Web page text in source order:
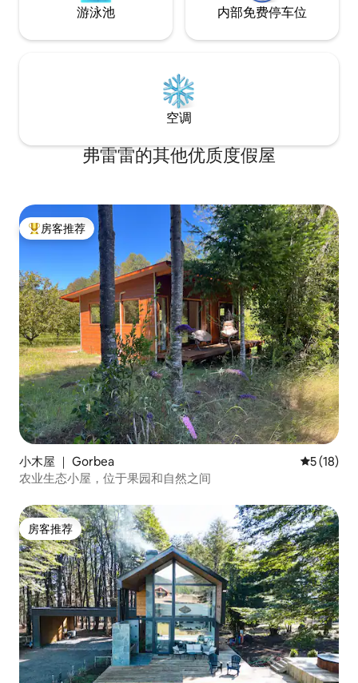
游泳池 内部免费停车位
空调
弗雷雷的其他优质度假屋
热门「房客推荐」
房客推荐
小木屋 ｜ Gorbea 平均评分
5 (18)
农业生态小屋，位于果园和自然之间
房客推荐
房客推荐